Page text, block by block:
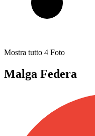
Mostra tutto 4 Foto
Malga Federa